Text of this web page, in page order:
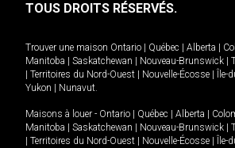
TOUS DROITS RÉSERVÉS.
Trouver une maison Ontario Québec Alberta
Manitoba
Saskatchewan Nouveau-Brunswick
Territoires du Nord-Ouest Nouvelle-Écosse Île-
Yukon
Nunavut.
Maisons à louer - Ontario Québec Alberta
Manitoba
Saskatchewan Nouveau-Brunswick
Territoires du Nord-Ouest Nouvelle-Écosse Île-